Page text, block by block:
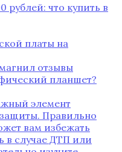
рублей: что купить в
платы на
отзывы
планшет?
элемент
Правильно
вам избежать
в случае ДТП или